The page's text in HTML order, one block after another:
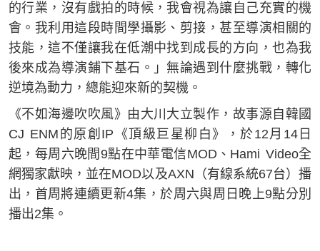
的行業，沒有戲拍的時候，我會視為讓自己充實的機
會。我利用這段時間學攝影、剪接，甚至導演相關的
技能，這不僅讓我在低潮中找到成長的方向，也為我
後來成為導演鋪下基石。」無論遇到什麼挑戰，轉化
逆境為動力，總能迎來新的契機。
《不如海邊吹吹風》由大川大立製作，故事源自韓國
CJ ENM的原創IP《頂級巨星柳白》，於12月14日
起，每周六晚間9點在中華電信MOD、Hami Video全
網獨家獻映，並在MOD以及AXN（有線系統67台）播
出，首周將連續更新4集，於周六與周日晚上9點分別
播出2集。